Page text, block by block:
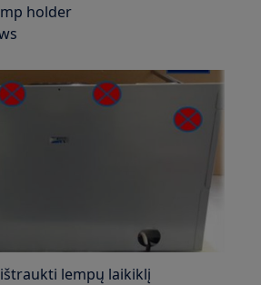
holder
lempų laikiklį